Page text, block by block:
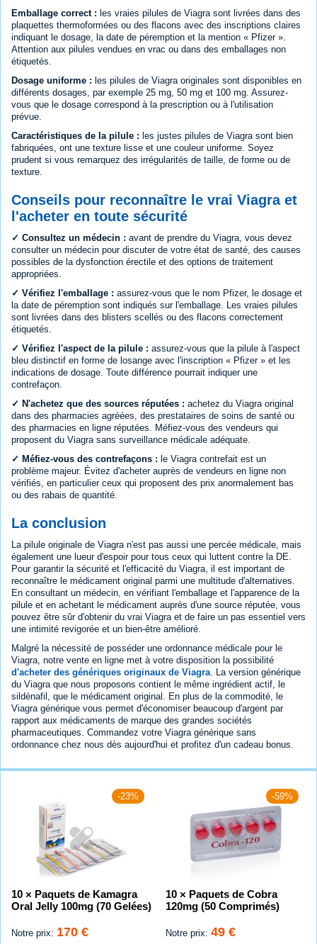
Emballage correct : les vraies pilules de Viagra sont livrées dans des
plaquettes thermoformées ou des flacons avec des inscriptions claires
indiquant le dosage, la date de péremption et la mention « Pfizer ».
Attention aux pilules vendues en vrac ou dans des emballages non
étiquetés.
Dosage uniforme : les pilules de Viagra originales sont disponibles en
différents dosages, par exemple 25 mg, 50 mg et 100 mg. Assurez-
vous que le dosage correspond à la prescription ou à l'utilisation
prévue.
Caractéristiques de la pilule : les justes pilules de Viagra sont bien
fabriquées, ont une texture lisse et une couleur uniforme. Soyez
prudent si vous remarquez des irrégularités de taille, de forme ou de
texture.
Conseils pour reconnaître le vrai Viagra et
l'acheter en toute sécurité
✓ Consultez un médecin : avant de prendre du Viagra, vous devez
consulter un médecin pour discuter de votre état de santé, des causes
possibles de la dysfonction érectile et des options de traitement
appropriées.
✓ Vérifiez l'emballage : assurez-vous que le nom Pfizer, le dosage et
la date de péremption sont indiqués sur l'emballage. Les vraies pilules
sont livrées dans des blisters scellés ou des flacons correctement
étiquetés.
✓ Vérifiez l'aspect de la pilule : assurez-vous que la pilule à l'aspect
bleu distinctif en forme de losange avec l'inscription « Pfizer » et les
indications de dosage. Toute différence pourrait indiquer une
contrefaçon.
✓ N'achetez que des sources réputées : achetez du Viagra original
dans des pharmacies agréées, des prestataires de soins de santé ou
des pharmacies en ligne réputées. Méfiez-vous des vendeurs qui
proposent du Viagra sans surveillance médicale adéquate.
✓ Méfiez-vous des contrefaçons : le Viagra contrefait est un
problème majeur. Évitez d'acheter auprès de vendeurs en ligne non
vérifiés, en particulier ceux qui proposent des prix anormalement bas
ou des rabais de quantité.
La conclusion
La pilule originale de Viagra n'est pas aussi une percée médicale, mais
également une lueur d'espoir pour tous ceux qui luttent contre la DE.
Pour garantir la sécurité et l'efficacité du Viagra, il est important de
reconnaître le médicament original parmi une multitude d'alternatives.
En consultant un médecin, en vérifiant l'emballage et l'apparence de la
pilule et en achetant le médicament auprès d'une source réputée, vous
pouvez être sûr d'obtenir du vrai Viagra et de faire un pas essentiel vers
une intimité revigorée et un bien-être amélioré.
Malgré la nécessité de posséder une ordonnance médicale pour le
Viagra, notre vente en ligne met à votre disposition la possibilité
d'acheter des génériques originaux de Viagra . La version générique
du Viagra que nous proposons contient le même ingrédient actif, le
sildénafil, que le médicament original. En plus de la commodité, le
Viagra générique vous permet d'économiser beaucoup d'argent par
rapport aux médicaments de marque des grandes sociétés
pharmaceutiques. Commandez votre Viagra générique sans
ordonnance chez nous dès aujourd'hui et profitez d'un cadeau bonus.
-23%
10 × Paquets de Kamagra
Oral Jelly 100mg (70 Gelées)
Notre prix: 170 €
-59%
10 × Paquets de Cobra
120mg (50 Comprimés)
Notre prix: 49 €